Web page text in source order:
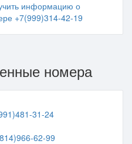
информацию о
+7(999)314-42-19
номера
31-24
62-99